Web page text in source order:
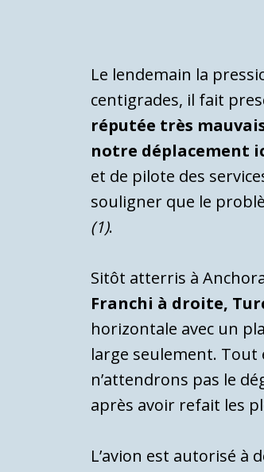
Le lendemain la
centigrades, il fait
réputée très
notre déplacement
et de pilote des
souligner que le
(1).
Sitôt atterris à
Franchi à droite,
horizontale avec un
large seulement. Tout
n’attendrons pas le
après avoir refait les
L’avion est autorisé à